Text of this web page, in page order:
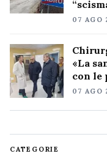
07 AGO
«La
con le
07 AGO
CATEGORIE